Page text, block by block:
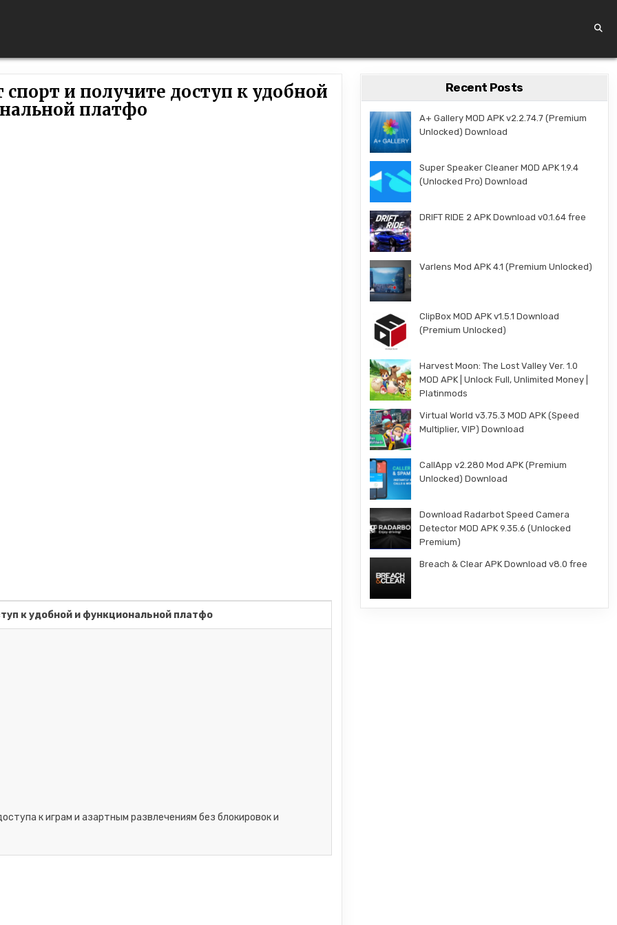
и получите доступ к удобной
платфо
к удобной и функциональной платфо
к играм и азартным развлечениям без блокировок и
Recent Posts
A+ Gallery MOD APK v2.2.74.7 (Premium
Unlocked) Download
Super Speaker Cleaner MOD APK 1.9.4
(Unlocked Pro) Download
DRIFT RIDE 2 APK Download v0.1.64 free
Varlens Mod APK 4.1 (Premium Unlocked)
ClipBox MOD APK v1.5.1 Download
(Premium Unlocked)
Harvest Moon: The Lost Valley Ver. 1.0
MOD APK | Unlock Full, Unlimited Money |
Platinmods
Virtual World v3.75.3 MOD APK (Speed
Multiplier, VIP) Download
CallApp v2.280 Mod APK (Premium
Unlocked) Download
Download Radarbot Speed Camera
Detector MOD APK 9.35.6 (Unlocked
Premium)
Breach & Clear APK Download v8.0 free